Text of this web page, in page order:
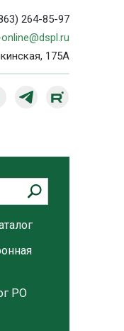
264-85-97
175А
РО